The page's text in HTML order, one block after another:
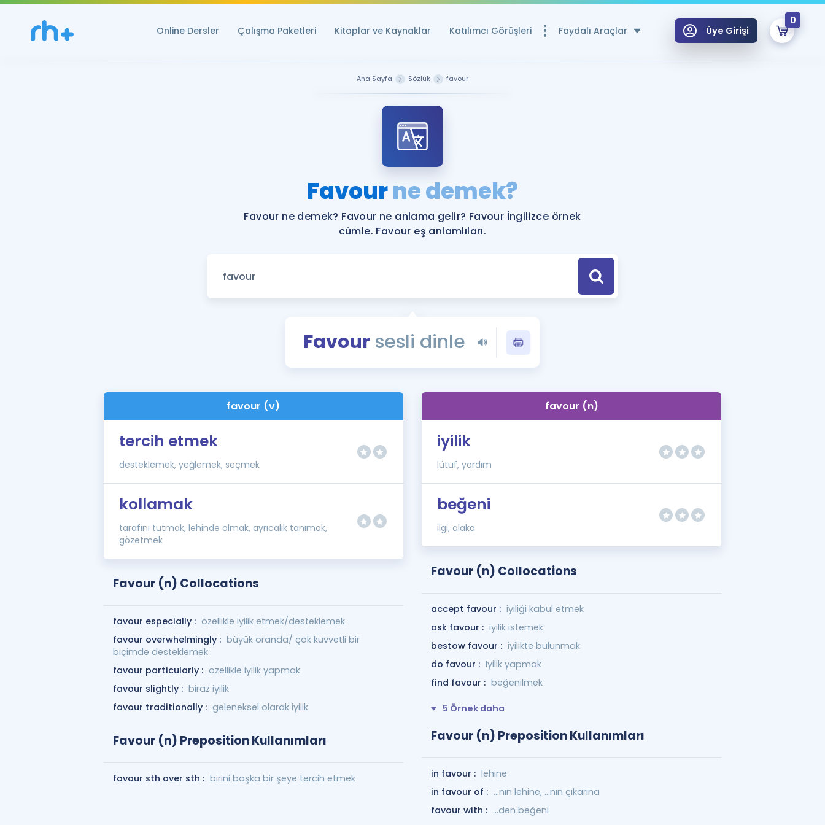
Online Dersler Çalışma Paketleri Kitaplar ve Kaynaklar Katılımcı Görüşleri Faydalı Araçlar
YDS ve YÖKDİL Puan Hesaplama Aracı
Rehberlik Aracı
YDS ve YÖKDİL'e Hazırlananlar için Öneriler
Tüm ÖSYM Sınavları Tek Takvimde
YDS - YÖKDİL Tüm Sınavlarla İlgili Haberler
İngilizce Gramer
Üye Girişi
0
Ana Sayfa Sözlük favour
Favourne demek?
Favour ne demek? Favour ne anlama gelir? Favour İngilizce örnek
cümle. Favour eş anlamlıları.
Favour sesli dinle
favour (v)
tercih etmek
desteklemek, yeğlemek, seçmek
kollamak
tarafını tutmak, lehinde olmak, ayrıcalık tanımak,
gözetmek
Favour (n) Collocations
favour especially : özellikle iyilik etmek/desteklemek
favour overwhelmingly : büyük oranda/ çok kuvvetli bir
biçimde desteklemek
favour particularly : özellikle iyilik yapmak
favour slightly : biraz iyilik
favour traditionally : geleneksel olarak iyilik
Favour (n) Preposition Kullanımları
favour sth over sth : birini başka bir şeye tercih etmek
favour (n)
iyilik
lütuf, yardım
beğeni
ilgi, alaka
Favour (n) Collocations
accept favour : iyiliği kabul etmek
ask favour : iyilik istemek
bestow favour : iyilikte bulunmak
do favour : Iyilik yapmak
find favour : beğenilmek
5 Örnek daha
Favour (n) Preposition Kullanımları
in favour : lehine
in favour of : ...nın lehine, ...nın çıkarına
favour with : ...den beğeni